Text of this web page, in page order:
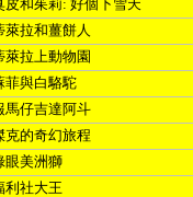
皮和茱莉: 好個下雪天
萊拉和薑餅人
萊拉上動物園
菲與白駱駝
馬仔吉達阿斗
克的奇幻旅程
眼美洲獅
利社大王